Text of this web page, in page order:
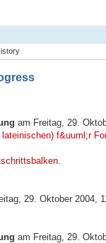
am Freitag, 29.
f&uuml;r
29. Oktober 2004,
am Freitag, 29.